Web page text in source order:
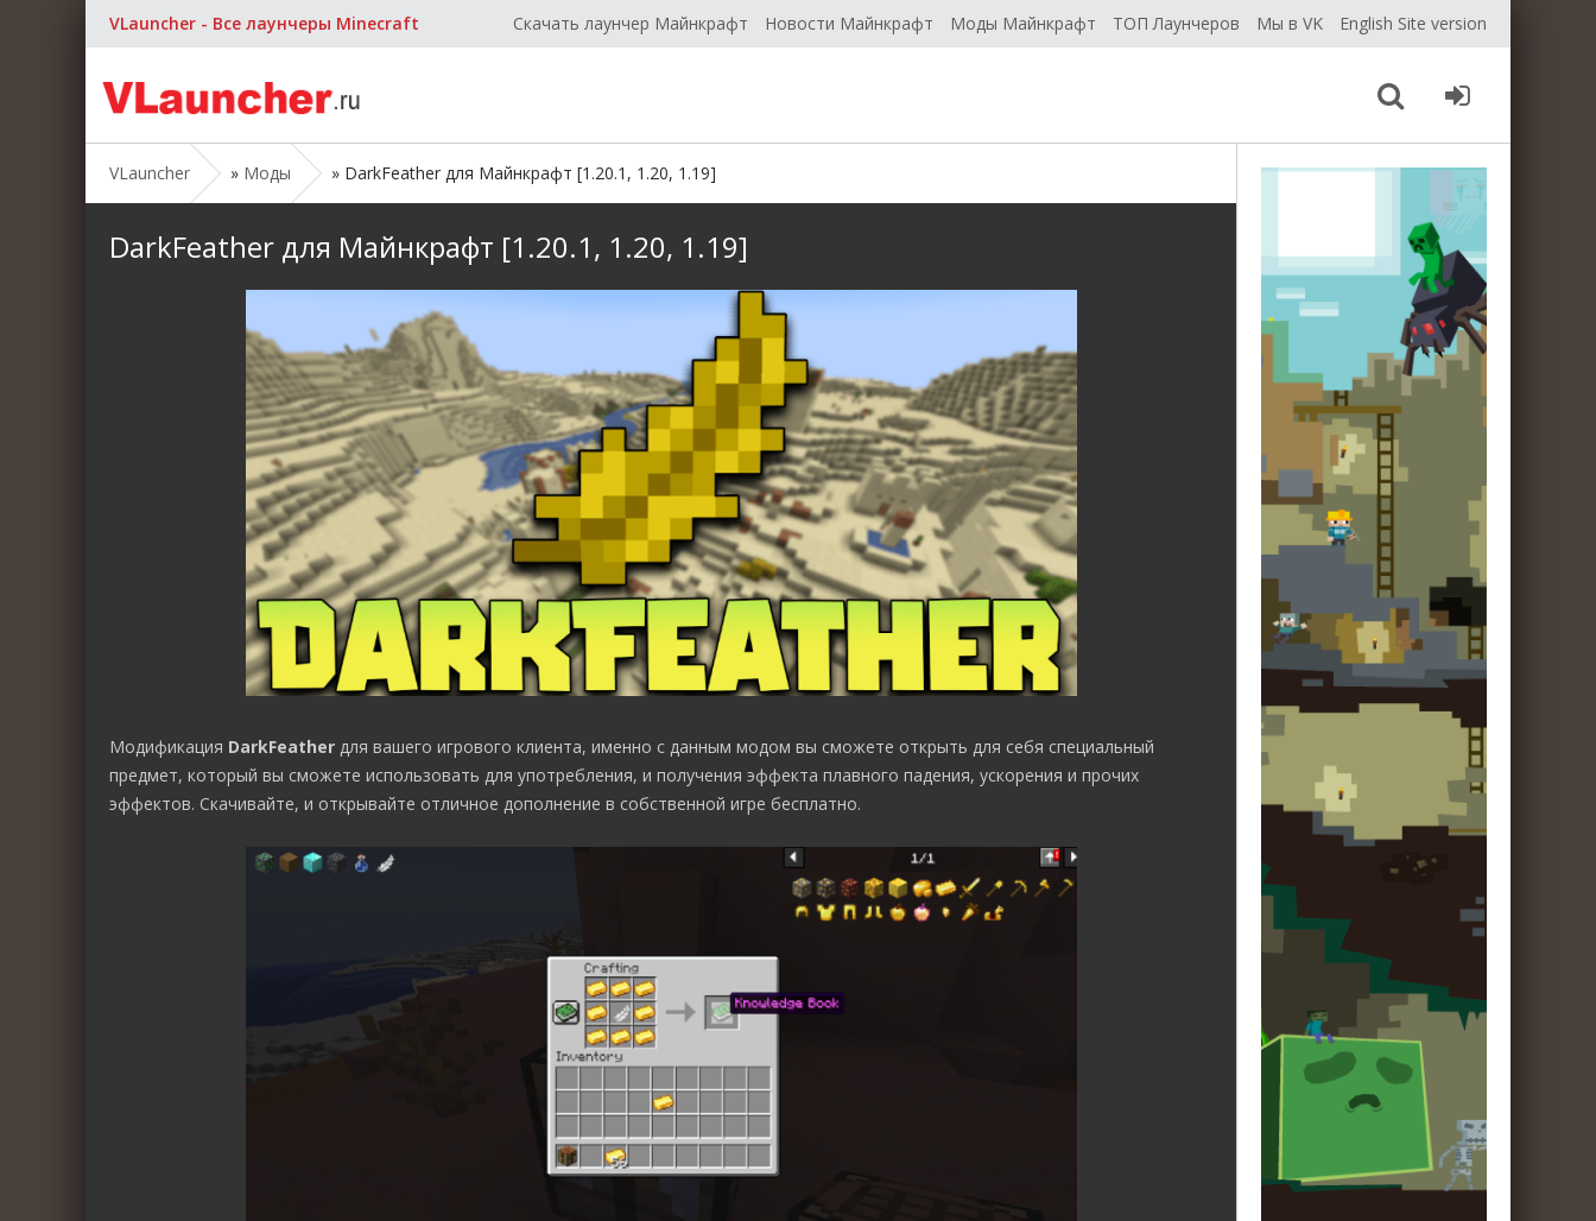
VLauncher - Все лаунчеры Minecraft Скачать лаунчер Майнкрафт Новости Майнкрафт Моды Майнкрафт ТОП Лаунчеров Мы в VK English Site version
VLauncher » Моды » DarkFeather для Майнкрафт [1.20.1, 1.20, 1.19]
DarkFeather для Майнкрафт [1.20.1, 1.20, 1.19]
Модификация DarkFeather для вашего игрового клиента, именно с данным модом вы сможете открыть для себя специальный
предмет, который вы сможете использовать для употребления, и получения эффекта плавного падения, ускорения и прочих
эффектов. Скачивайте, и открывайте отличное дополнение в собственной игре бесплатно.